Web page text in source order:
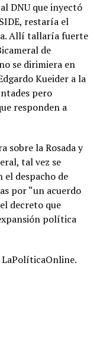
DNU que inyectó
restaría el
Allí tallaría fuerte
de
se dirimiera en
Kueider a la
pero
responden a
sobre la Rosada y
tal vez se
el despacho de
por “un acuerdo
decreto que
política